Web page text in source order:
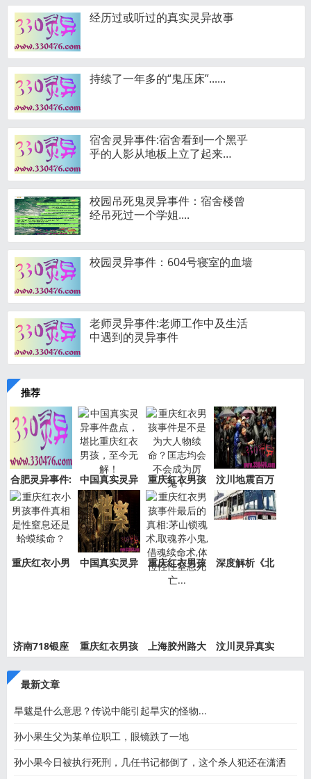
经历过或听过的真实灵异故事
持续了一年多的“鬼压床”......
宿舍灵异事件:宿舍看到一个黑乎
乎的人影从地板上立了起来…
校园吊死鬼灵异事件：宿舍楼曾
经吊死过一个学姐....
校园灵异事件：604号寝室的血墙
老师灵异事件:老师工作中及生活
中遇到的灵异事件
推荐
合肥灵异事件:
新加坡
中国真实灵异
事件盘
重庆红衣男孩
事件是
汶川地震百万
“阴兵
重庆红衣小男
中国真实灵异
重庆红衣男孩
事件最
深度解析《北
济南718银座
重庆红衣男孩
上海胶州路大
汶川灵异真实
最新文章
旱魃是什么意思？传说中能引起旱灾的怪物...
孙小果生父为某单位职工，眼镜跌了一地
孙小果今日被执行死刑，几任书记都倒了，这个杀人犯还在潇洒